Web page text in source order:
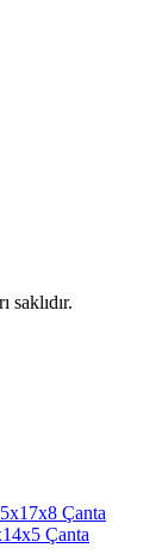
saklıdır.
Çanta
Çanta